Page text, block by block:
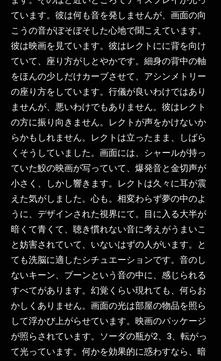
ています。彼は何も音を発しませんが、画面の向
こうの音がぼそぼそした心地で聞こえています。
彼は映画を見ています。彼はレクトにに背を向け
ていて、座り方がしとやかです。細身の背中の軸
をほんの少しだけカーブさせて、アシンメトリー
の座り方をしています。行儀が良いわけではあり
ませんが、悪いわけでもありません。彼はレクト
の方に振り向きません。レクトが声をかけないか
らかもしれません。レクトは立ったまま、しばら
くそうしていました。画面には、シャールが持っ
ていた鮫の映画が写っていて、爆発音と金切声が
小さく、しかし響きます。レクトは久々に耳が震
えた気がしました。心も。相変わらず夢の中のよ
うに、デザインされた視界にて。目に入る大半が
暗くて青くて、聴き慣れない音に考えがうまいこ
と妨害されていて、いないはずの人がいます。と
ても洗脳に適したシチュエーションです。音のし
ないキーン、ブーンという音の中に、感じられる
すべてがあります。幻覚くらい現れても、何らお
かしくありません。画面の光は部屋の物品を照ら
して浮かび上がらせています。映画のパッケージ
が照らされています。ソーダの瓶が2、3、転がっ
て光っています。何かを効果的に惑わすなら、暗